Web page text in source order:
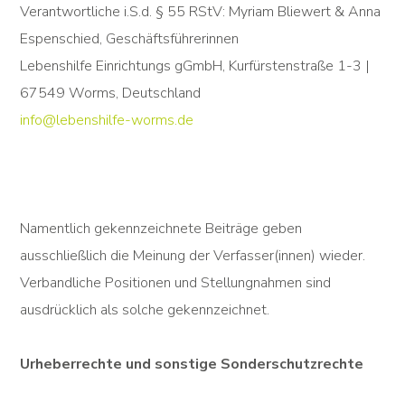
Verantwortliche i.S.d. § 55 RStV: Myriam Bliewert & Anna
Espenschied, Geschäftsführerinnen
Lebenshilfe Einrichtungs gGmbH, Kurfürstenstraße 1-3 |
67549 Worms, Deutschland
info@lebenshilfe-worms.de
Namentlich gekennzeichnete Beiträge geben
ausschließlich die Meinung der Verfasser(innen) wieder.
Verbandliche Positionen und Stellungnahmen sind
ausdrücklich als solche gekennzeichnet.
Urheberrechte und sonstige Sonderschutzrechte